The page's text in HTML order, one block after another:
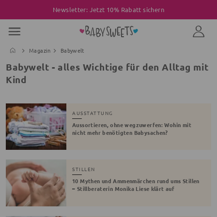
Newsletter: Jetzt 10% Rabatt sichern
Magazin Babywelt
Babywelt - alles Wichtige für den Alltag mit
Kind
AUSSTATTUNG
Aussortieren, ohne wegzuwerfen: Wohin mit
nicht mehr benötigten Babysachen?
STILLEN
10 Mythen und Ammenmärchen rund ums Stillen
– Stillberaterin Monika Liese klärt auf